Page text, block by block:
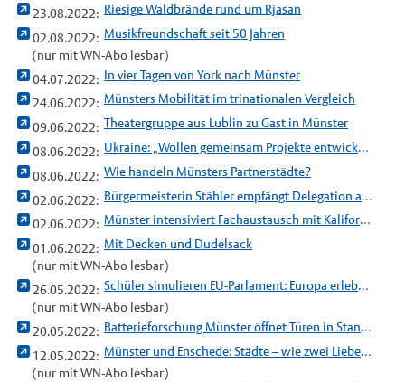
23.08.2022: Riesige Waldbrände rund um Rjasan
02.08.2022: Musikfreundschaft seit 50 Jahren
(nur mit WN-Abo lesbar)
04.07.2022: In vier Tagen von York nach Münster
24.06.2022: Münsters Mobilität im trinationalen Vergleich
09.06.2022: Theatergruppe aus Lublin zu Gast in Münster
08.06.2022:
Ukraine: „Wollen gemeinsam Projekte entwickeln“
08.06.2022: Wie handeln Münsters Partnerstädte?
02.06.2022:
Bürgermeisterin Stähler empfängt Delegation aus Tamale
02.06.2022:
Münster intensiviert Fachaustausch mit Kalifornien
01.06.2022: Mit Decken und Dudelsack
(nur mit WN-Abo lesbar)
26.05.2022:
Schüler simulieren EU-Parlament: Europa erleben und verstehen
(nur mit WN-Abo lesbar)
20.05.2022:
Batterieforschung Münster öffnet Türen in Stanford
12.05.2022:
Münster und Enschede: Städte – wie zwei Liebende
(nur mit WN-Abo lesbar)